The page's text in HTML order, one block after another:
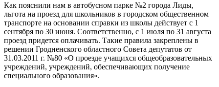
Как пояснили нам в автобусном парке №2 города Лиды,
льгота на проезд для школьников в городском общественном
транспорте на основании справки из школы действует с 1
сентября по 30 июня. Соответственно, с 1 июля по 31 августа
проезд придется оплачивать. Такие правила закреплены в
решении Гродненского областного Совета депутатов от
31.03.2011 г. №80 «О проезде учащихся общеобразовательных
учреждений, учреждений, обеспечивающих получение
специального образования».